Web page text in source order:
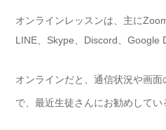
オンラインレッスンは、主に
LINE、Skype、Discord、Google
オンラインだと、通信状況や画
で、最近生徒さんにお勧めして